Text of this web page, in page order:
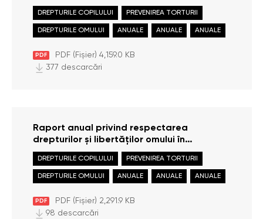
Republica Moldova în anul 2025
PDF PDF (Fișier) 4,159.0 KB
DREPTURILE COPILULUI PREVENIREA TORTURII
DREPTURILE OMULUI ANUALE ANUALE ANUALE
377 descarcări
Raport anual privind respectarea
drepturilor și libertăților omului în
Republica Moldova în anul 2024
PDF PDF (Fișier) 2,291.9 KB
DREPTURILE COPILULUI PREVENIREA TORTURII
DREPTURILE OMULUI ANUALE ANUALE ANUALE
98 descarcări